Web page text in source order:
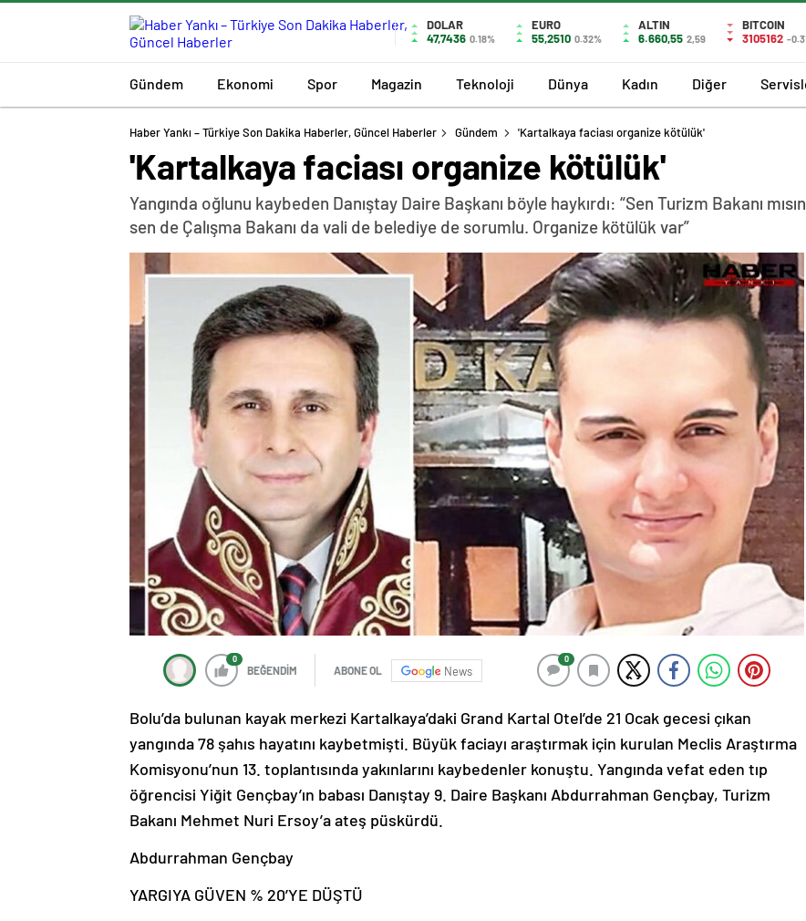
DOLAR
47,7436 0.18%
EURO
55,2510 0.32%
ALTIN
6.660,55 2,59
BITCOIN
3105162 -
Gündem Ekonomi Spor Magazin Teknoloji Dünya Kadın Diğer
Haber Yankı – Türkiye Son Dakika Haberler, Güncel Haberler Gündem 'Kartalkaya faciası organize kötülük'
'Kartalkaya faciası organize kötülük'
Yangında oğlunu kaybeden Danıştay Daire Başkanı böyle haykırdı: “Sen Turizm Bakanı
sen de Çalışma Bakanı da vali de belediye de sorumlu. Organize kötülük var”
0
BEĞENDİM ABONE OL News
0
Bolu’da bulunan kayak merkezi Kartalkaya’daki Grand Kartal Otel’de 21 Ocak gecesi çıkan
yangında 78 şahıs hayatını kaybetmişti. Büyük faciayı araştırmak için kurulan Meclis Araştırma
Komisyonu’nun 13. toplantısında yakınlarını kaybedenler konuştu. Yangında vefat eden tıp
öğrencisi Yiğit Gençbay’ın babası Danıştay 9. Daire Başkanı Abdurrahman Gençbay, Turizm
Bakanı Mehmet Nuri Ersoy’a ateş püskürdü.
Abdurrahman Gençbay
YARGIYA GÜVEN % 20’YE DÜŞTÜ